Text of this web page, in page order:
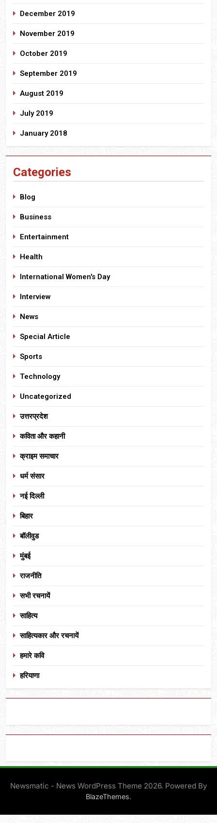
December 2019
November 2019
October 2019
September 2019
August 2019
July 2019
January 2018
Categories
Blog
Business
Entertainment
Health
International Women's Day
Interview
News
Special Article
Sports
Technology
Uncategorized
उत्तरप्रदेश
कविता और कहानी
क्राइम समाचार
धर्म संसार
नई दिल्ली
बिहार
बॉलीवुड
मुंबई
राजनीति
सभी रचनायें
साहित्य
साहित्यकार और रचनायें
हमारे कवि
हरियाणा
Newsmatic - News WordPress Theme 2026. Powered By
BlazeThemes.